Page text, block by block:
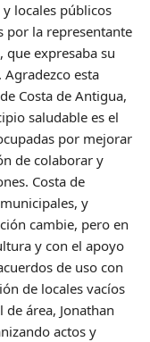
locales públicos
por la representante
que expresaba su
Agradezco esta
Costa de Antigua,
saludable es el
por mejorar
de colaborar y
Costa de
y
cambie, pero en
y con el apoyo
de uso con
de locales vacíos
área, Jonathan
actos y